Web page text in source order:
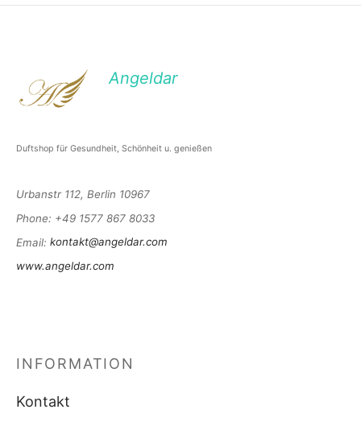
Angeldar
Duftshop für Gesundheit, Schönheit u. genießen
Urbanstr 112, Berlin 10967
Phone: +49 1577 867 8033
Email: kontakt@angeldar.com
www.angeldar.com
INFORMATION
Kontakt